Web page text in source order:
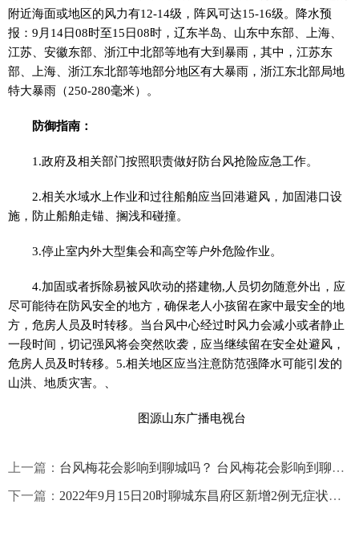
附近海面或地区的风力有12-14级，阵风可达15-16级。降水预
报：9月14日08时至15日08时，辽东半岛、山东中东部、上海、
江苏、安徽东部、浙江中北部等地有大到暴雨，其中，江苏东
部、上海、浙江东北部等地部分地区有大暴雨，浙江东北部局地
特大暴雨（250-280毫米）。
防御指南：
1.政府及相关部门按照职责做好防台风抢险应急工作。
2.相关水域水上作业和过往船舶应当回港避风，加固港口设
施，防止船舶走锚、搁浅和碰撞。
3.停止室内外大型集会和高空等户外危险作业。
4.加固或者拆除易被风吹动的搭建物,人员切勿随意外出，应
尽可能待在防风安全的地方，确保老人小孩留在家中最安全的地
方，危房人员及时转移。当台风中心经过时风力会减小或者静止
一段时间，切记强风将会突然吹袭，应当继续留在安全处避风，
危房人员及时转移。5.相关地区应当注意防范强降水可能引发的
山洪、地质灾害。、
图源山东广播电视台
上一篇： 台风梅花会影响到聊城吗？ 台风梅花会影响到聊城吗今天
下一篇： 2022年9月15日20时聊城东昌府区新增2例无症状感染者